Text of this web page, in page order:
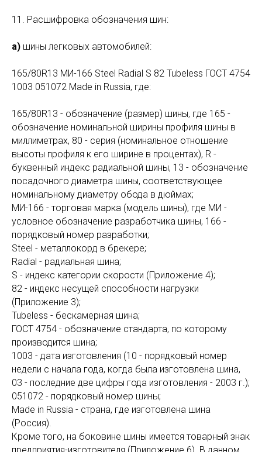
11. Расшифровка обозначения шин:
а) шины легковых автомобилей:
165/80R13 МИ-166 Steel Radial S 82 Tubeless ГОСТ 4754
1003 051072 Made in Russia, где:
165/80R13 - обозначение (размер) шины, где 165 -
обозначение номинальной ширины профиля шины в
миллиметрах, 80 - серия (номинальное отношение
высоты профиля к его ширине в процентах), R -
буквенный индекс радиальной шины, 13 - обозначение
посадочного диаметра шины, соответствующее
номинальному диаметру обода в дюймах;
МИ-166 - торговая марка (модель шины), где МИ -
условное обозначение разработчика шины, 166 -
порядковый номер разработки;
Steel - металлокорд в брекере;
Radial - радиальная шина;
S - индекс категории скорости (Приложение 4);
82 - индекс несущей способности нагрузки
(Приложение 3);
Tubeless - бескамерная шина;
ГОСТ 4754 - обозначение стандарта, по которому
производится шина;
1003 - дата изготовления (10 - порядковый номер
недели с начала года, когда была изготовлена шина,
03 - последние две цифры года изготовления - 2003 г.);
051072 - порядковый номер шины;
Made in Russia - страна, где изготовлена шина
(Россия).
Кроме того, на боковине шины имеется товарный знак